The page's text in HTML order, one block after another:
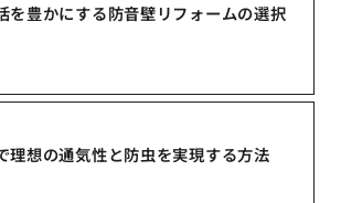
を豊かにする防音壁リフォームの選択
理想の通気性と防虫を実現する方法